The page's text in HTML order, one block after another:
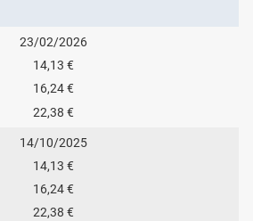
23/02/2026
14,13 €
16,24 €
22,38 €
14/10/2025
14,13 €
16,24 €
22,38 €